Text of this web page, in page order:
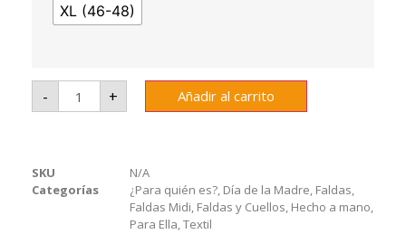
XL (46-48)
- + Añadir al carrito
SKU
N/A
Categorías
¿Para quién es?, Día de la Madre, Faldas,
Faldas Midi, Faldas y Cuellos, Hecho a mano,
Para Ella,Textil